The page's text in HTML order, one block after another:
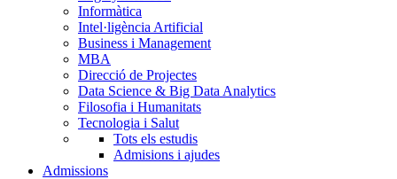
Informàtica
Intel·ligència Artificial
Business i Management
MBA
Direcció de Projectes
Data Science & Big Data Analytics
Filosofia i Humanitats
Tecnologia i Salut
Tots els estudis
Admisions i ajudes
Admissions